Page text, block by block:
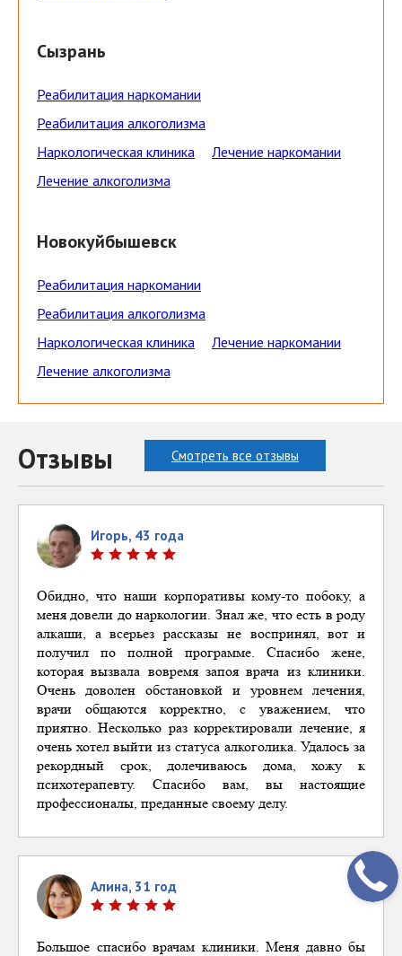
Сызрань
Реабилитация наркомании
Реабилитация алкоголизма
Наркологическая клиника
Лечение наркомании
Лечение алкоголизма
Новокуйбышевск
Реабилитация наркомании
Реабилитация алкоголизма
Наркологическая клиника
Лечение наркомании
Лечение алкоголизма
Отзывы Смотреть все отзывы
Игорь, 43 года
Обидно, что наши корпоративыкому-то побоку, а
меня довели до наркологии. Знал же, что есть в роду
алкаши, а всерьез рассказы не воспринял, вот и
получил по полной программе. Спасибо жене,
которая вызвала вовремя запоя врача из клиники.
Очень доволен обстановкой и уровнем лечения,
врачи общаются корректно, с уважением, что
приятно. Несколько раз корректировали лечение, я
очень хотел выйти из статуса алкоголика. Удалось за
рекордный срок, долечиваюсь дома, хожу к
психотерапевту. Спасибо вам, вы настоящие
профессионалы, преданные своему делу.
Алина, 31 год
Большое спасибо врачам клиники. Меня давно бы